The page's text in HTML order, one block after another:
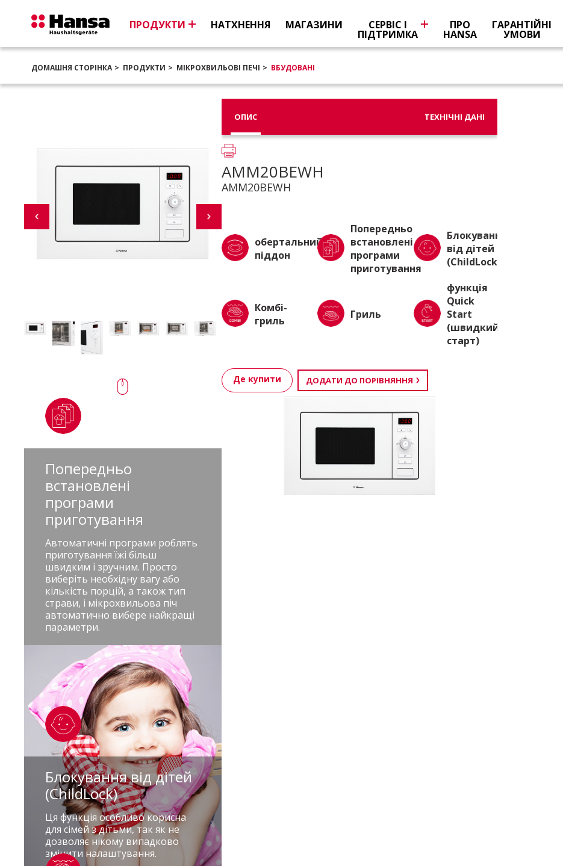
ПРОДУКТИ НАТХНЕННЯ МАГАЗИНИ СЕРВІС І
ПІДТРИМКА
ПРО
HANSA
ГАРАНТІЙНІ
УМОВИ
ДОМАШНЯ СТОРІНКА ПРОДУКТИ МІКРОХВИЛЬОВІ ПЕЧІ ВБУДОВАНІ
Попередньо
встановлені
програми
приготування
Автоматичні програми роблять
приготування їжі більш
швидким і зручним. Просто
виберіть необхідну вагу або
кількість порцій, а також тип
страви, і мікрохвильова піч
автоматично вибере найкращі
параметри.
Блокування від дітей
(ChildLock)
Ця функція особливо корисна
для сімей з дітьми, так як не
дозволяє нікому випадково
змінити налаштування.
ОПИС ТЕХНІЧНІ ДАНІ
AMM20BEWH
AMM20BEWH
обертальний
піддон
Попередньо
встановлені
програми
приготування
Блокування
від дітей
(ChildLock)
Комбі-
гриль
Гриль
функція
Quick
Start
(швидкий
старт)
Де купити ДОДАТИ ДО ПОРІВНЯННЯ